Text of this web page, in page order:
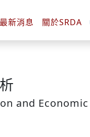
最新消息 關於SRDA
and Economic